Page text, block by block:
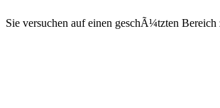
Sie versuchen auf einen geschÃ¼tzten